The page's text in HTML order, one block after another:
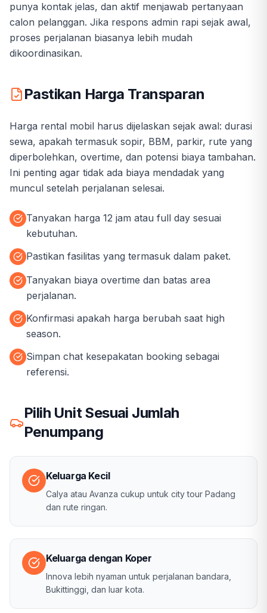
punya kontak jelas, dan aktif menjawab pertanyaan
calon pelanggan. Jika respons admin rapi sejak awal,
proses perjalanan biasanya lebih mudah
dikoordinasikan.
Pastikan Harga Transparan
Harga rental mobil harus dijelaskan sejak awal: durasi
sewa, apakah termasuk sopir, BBM, parkir, rute yang
diperbolehkan, overtime, dan potensi biaya tambahan.
Ini penting agar tidak ada biaya mendadak yang
muncul setelah perjalanan selesai.
Tanyakan harga 12 jam atau full day sesuai
kebutuhan.
Pastikan fasilitas yang termasuk dalam paket.
Tanyakan biaya overtime dan batas area
perjalanan.
Konfirmasi apakah harga berubah saat high
season.
Simpan chat kesepakatan booking sebagai
referensi.
Pilih Unit Sesuai Jumlah
Penumpang
Keluarga Kecil
Calya atau Avanza cukup untuk city tour Padang
dan rute ringan.
Keluarga dengan Koper
Innova lebih nyaman untuk perjalanan bandara,
Bukittinggi, dan luar kota.